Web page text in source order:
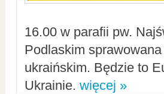
16.00 w parafii pw.
Podlaskim
ukraińskim. Będzie to
Ukrainie. więcej »